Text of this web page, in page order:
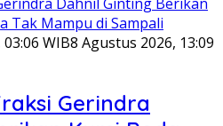
WIB8 Agustus 2026, 13:09
Gerindra